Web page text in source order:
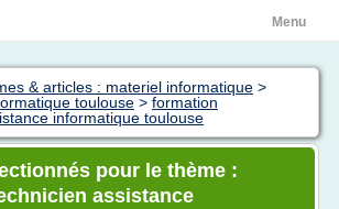
Menu
& articles : materiel informatique >
toulouse > formation
informatique toulouse
pour le thème :
assistance